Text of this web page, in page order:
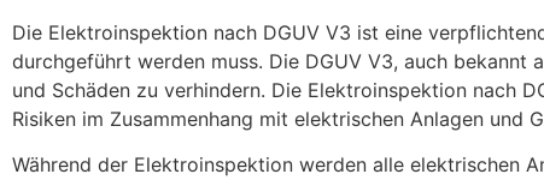
Die Elektroinspektion nach DGUV V3 ist eine
durchgeführt werden muss. Die DGUV V3, auch
und Schäden zu verhindern. Die Elektroinspektion nach
Risiken im Zusammenhang mit elektrischen Anlagen und
Während der Elektroinspektion werden alle elektrischen